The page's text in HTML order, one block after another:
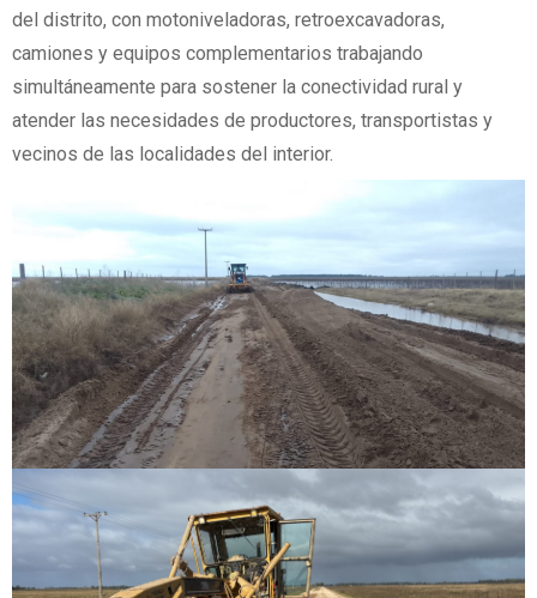
del distrito, con motoniveladoras, retroexcavadoras,
camiones y equipos complementarios trabajando
simultáneamente para sostener la conectividad rural y
atender las necesidades de productores, transportistas y
vecinos de las localidades del interior.